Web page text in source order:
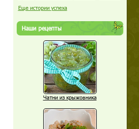
Еще истории успеха
Наши рецепты
Чатни из крыжовника